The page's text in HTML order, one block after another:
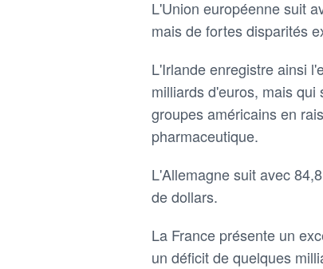
L'Union européenne suit
mais de fortes disparités
L'Irlande enregistre ainsi
milliards d'euros, mais
groupes américains en
pharmaceutique.
L'Allemagne suit avec
de dollars.
La France présente un
un déficit de quelques